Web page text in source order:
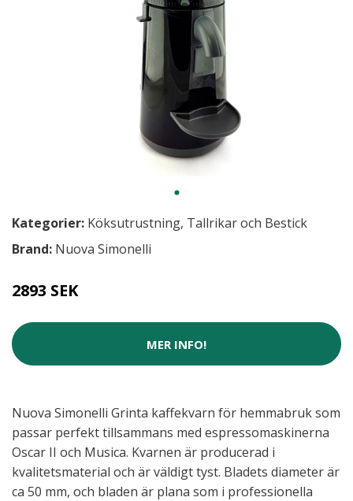
Kategorier: Köksutrustning, Tallrikar och Bestick
Brand: Nuova Simonelli
2893 SEK
MER INFO!
Nuova Simonelli Grinta kaffekvarn för hemmabruk som
passar perfekt tillsammans med espressomaskinerna
Oscar II och Musica. Kvarnen är producerad i
kvalitetsmaterial och är väldigt tyst. Bladets diameter är
ca 50 mm, och bladen är plana som i professionella